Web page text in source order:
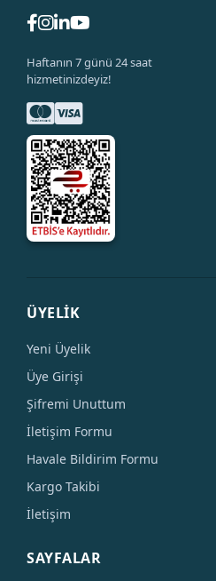
Haftanın 7 günü 24 saat
hizmetinizdeyiz!
ÜYELİK
Yeni Üyelik
Üye Girişi
Şifremi Unuttum
İletişim Formu
Havale Bildirim Formu
Kargo Takibi
İletişim
SAYFALAR